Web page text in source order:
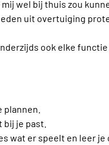
wel bij thuis zou
uit overtuiging
ook elke
je past.
wat er speelt en leer je